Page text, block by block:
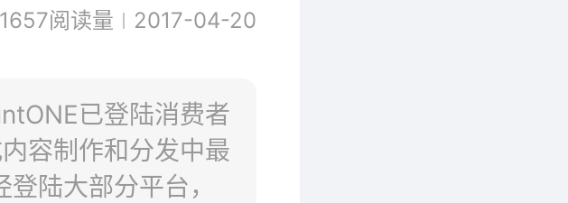
1657阅读量 2017-04-20
已登陆消费者
容制作和分发中最
陆大部分平台，